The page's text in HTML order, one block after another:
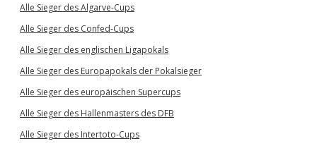
Alle Sieger des Algarve-Cups
Alle Sieger des Confed-Cups
Alle Sieger des englischen Ligapokals
Alle Sieger des Europapokals der Pokalsieger
Alle Sieger des europäischen Supercups
Alle Sieger des Hallenmasters des DFB
Alle Sieger des Intertoto-Cups